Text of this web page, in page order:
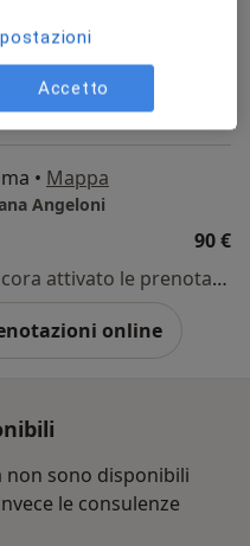
• Mappa
Angeloni
90 €
Questo dottore non ha ancora attivato le prenotazioni online presso questo indirizzo.
online
sono disponibili
le consulenze
Accetto